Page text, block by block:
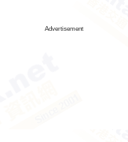
Advertisement